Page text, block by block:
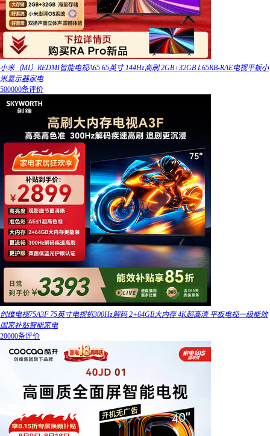
小米（MI）REDMI智能电视A65 65英寸 144Hz高刷 2GB+32GB L65RB-RAE电视平板小
米显示器家电
500000条评价
创维电视75A3F 75英寸电视机300Hz解码 2+64GB大内存 4K超高清 平板电视一级能效
国家补贴智能家电
20000条评价